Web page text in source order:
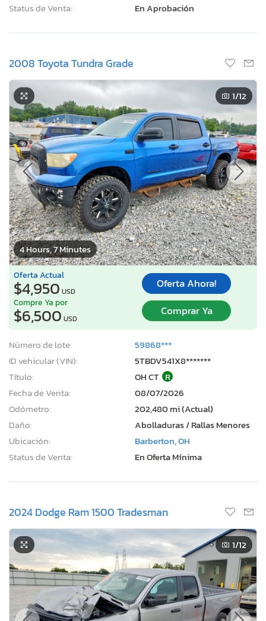
Status de Venta:
En Aprobación
2008 Toyota Tundra Grade
4 Hours, 7 Minutes
1/12
Oferta Actual
$4,950 USD
Oferta Ahora!
Compre Ya por
$6,500 USD
Comprar Ya
Número de lote:
59868***
ID vehicular (VIN):
5TBDV541X8*******
Título:
OH CT R
Fecha de Venta:
08/07/2026
Odómetro:
202,480 mi (Actual)
Daño:
Abolladuras / Rallas Menores
Ubicación:
Barberton, OH
Status de Venta:
En Oferta Mínima
2024 Dodge Ram 1500 Tradesman
1/12